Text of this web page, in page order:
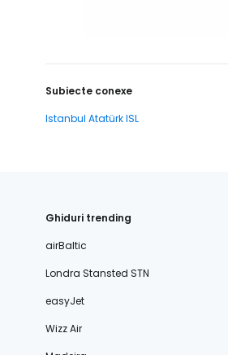
Subiecte conexe
Istanbul Atatürk ISL
Ghiduri trending
airBaltic
Londra Stansted STN
easyJet
Wizz Air